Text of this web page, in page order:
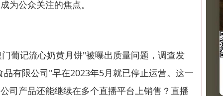
为公众关注的焦点。
记流心奶黄月饼"被曝出质量问题，调查发
有限公司"早在2023年5月就已停止运营。这一
司产品还能继续在多个直播平台上销售？直播